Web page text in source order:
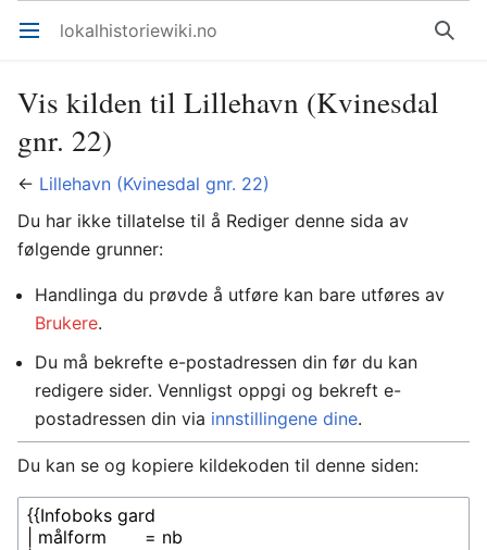
Åpne hovedmenyen lokalhistoriewiki.no Søk
Vis kilden til Lillehavn (Kvinesdal
gnr. 22)
← Lillehavn (Kvinesdal gnr. 22)
Du har ikke tillatelse til å Rediger denne sida av
følgende grunner:
Handlinga du prøvde å utføre kan bare utføres av
Brukere.
Du må bekrefte e-postadressen din før du kan
redigere sider. Vennligst oppgi og bekreft e-
postadressen din via innstillingene dine.
Du kan se og kopiere kildekoden til denne siden: